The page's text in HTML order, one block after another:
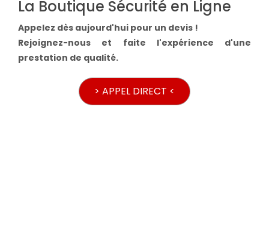
La Boutique Sécurité en Ligne
Appelez dès aujourd'hui pour un devis !
Rejoignez-nous et faite l'expérience d'une
prestation de qualité.
> APPEL DIRECT <